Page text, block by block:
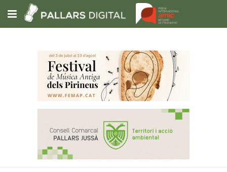
Subscriu-t'hi
Portada